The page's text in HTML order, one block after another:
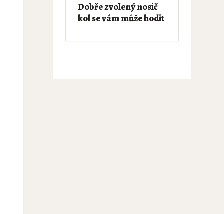
Dobře zvolený nosič
kol se vám může hodit